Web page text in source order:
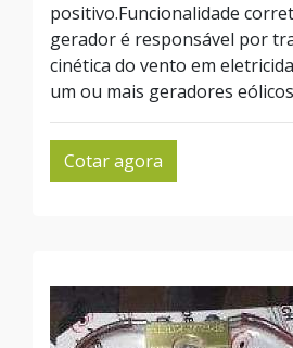
positivo.Funcionalidade
gerador é responsável por
cinética do vento em
um ou mais geradores
Cotar agora